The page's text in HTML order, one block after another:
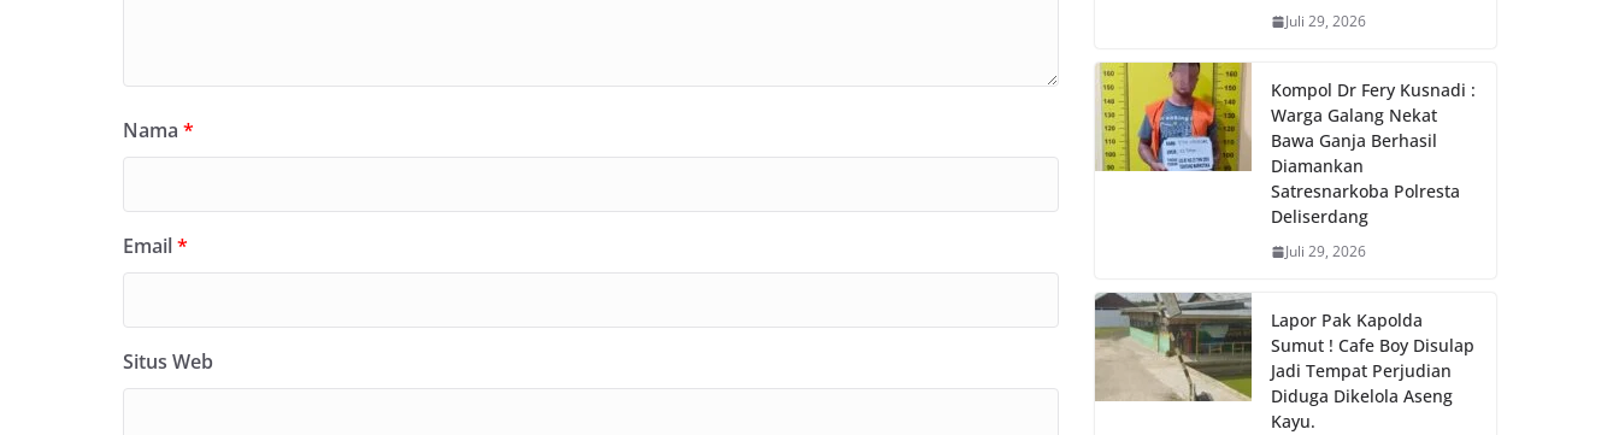
Nama *
Email*
Situs Web
Juli 29, 2026
Kompol Dr Fery Kusnadi :
Warga Galang Nekat
Bawa Ganja Berhasil
Diamankan
Satresnarkoba Polresta
Deliserdang
Juli 29, 2026
Lapor Pak Kapolda
Sumut ! Cafe Boy Disulap
Jadi Tempat Perjudian
Diduga Dikelola Aseng
Kayu.